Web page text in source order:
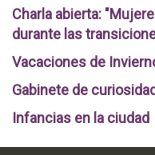
Charla abierta:
durante las
Vacaciones de
Gabinete de
Infancias en la ciudad